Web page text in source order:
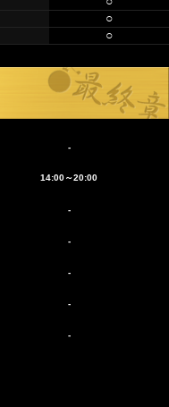
○
○
-
14:00～20:00
-
-
-
-
-